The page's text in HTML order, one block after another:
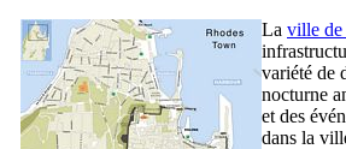
La ville de
variété de
nocturne
et des
dans la